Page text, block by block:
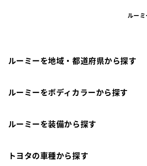
ルー
ルーミーを地域・都道府県から探す
ルーミーをボディカラーから探す
ルーミーを装備から探す
トヨタの車種から探す